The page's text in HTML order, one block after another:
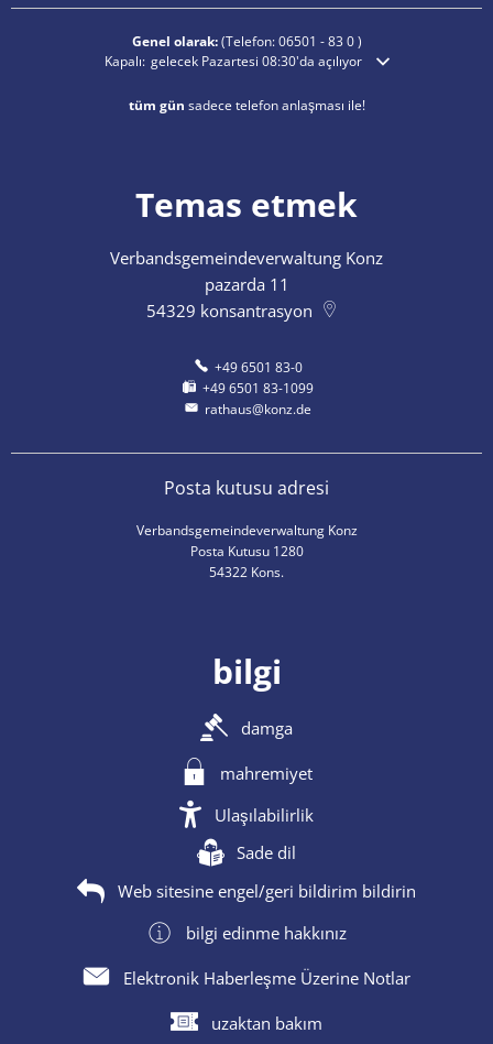
Genel olarak:(Telefon:06501 - 83 0)
Ek açılış veya kapanış saatlerini gizlemek için tıklayın
Kapalı: gelecek Pazartesi 08:30'da açılıyor
tüm gün sadece telefon anlaşması ile!
Temas etmek
Verbandsgemeindeverwaltung Konz
pazarda 11
54329 konsantrasyon
+49 6501 83-0
+49 6501 83-1099
rathaus@konz.de
Posta kutusu adresi
Verbandsgemeindeverwaltung Konz
Posta Kutusu 1280
54322 Kons.
bilgi
damga
mahremiyet
Ulaşılabilirlik
Sade dil
Web sitesine engel/geri bildirim bildirin
bilgi edinme hakkınız
Elektronik Haberleşme Üzerine Notlar
uzaktan bakım